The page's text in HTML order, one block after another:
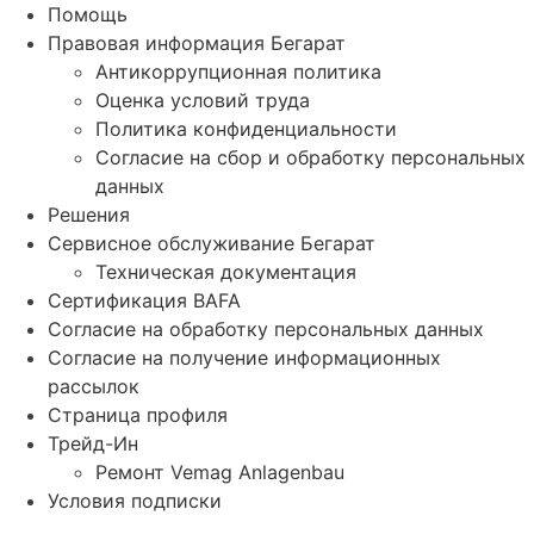
Помощь
Правовая информация Бегарат
Антикоррупционная политика
Оценка условий труда
Политика конфиденциальности
Согласие на сбор и обработку персональных
данных
Решения
Сервисное обслуживание Бегарат
Техническая документация
Сертификация BAFA
Согласие на обработку персональных данных
Согласие на получение информационных
рассылок
Страница профиля
Трейд-Ин
Ремонт Vemag Anlagenbau
Условия подписки